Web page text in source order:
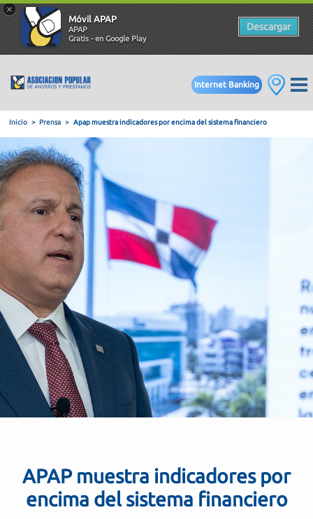
×
Móvil APAP
APAP
Gratis - en Google Play
Descargar
Internet Banking
Inicio Prensa Apap muestra indicadores por encima del
APAP muestra indicadores por
encima del sistema financiero